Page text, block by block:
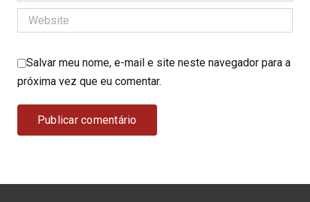
Salvar meu nome, e-mail e site neste navegador para a
próxima vez que eu comentar.